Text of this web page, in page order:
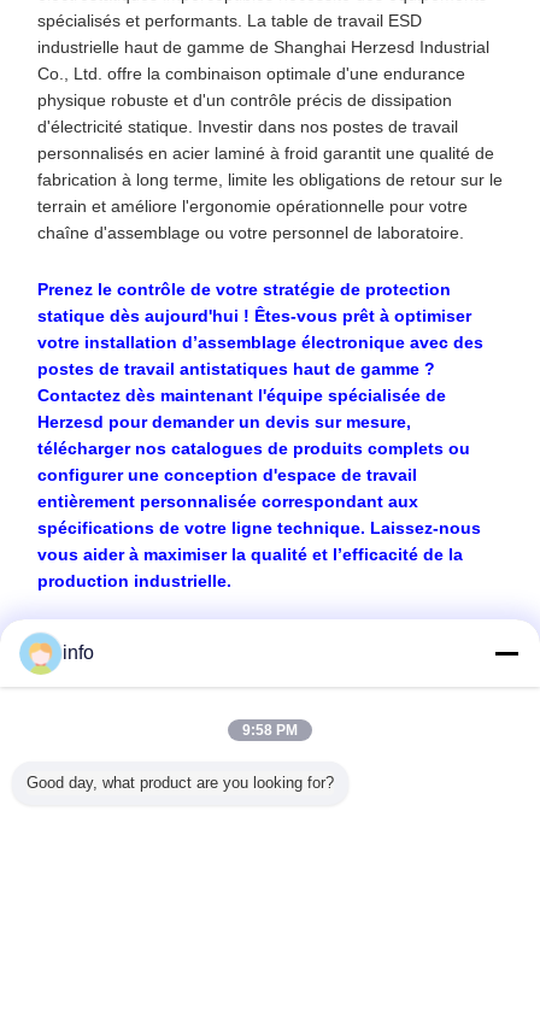
spécialisés et performants. La table de travail ESD
industrielle haut de gamme de Shanghai Herzesd Industrial
Co., Ltd. offre la combinaison optimale d'une endurance
physique robuste et d'un contrôle précis de dissipation
d'électricité statique. Investir dans nos postes de travail
personnalisés en acier laminé à froid garantit une qualité de
fabrication à long terme, limite les obligations de retour sur le
terrain et améliore l'ergonomie opérationnelle pour votre
chaîne d'assemblage ou votre personnel de laboratoire.
Prenez le contrôle de votre stratégie de protection
statique dès aujourd'hui ! Êtes-vous prêt à optimiser
votre installation d’assemblage électronique avec des
postes de travail antistatiques haut de gamme ?
Contactez dès maintenant l'équipe spécialisée de
Herzesd pour demander un devis sur mesure,
télécharger nos catalogues de produits complets ou
configurer une conception d'espace de travail
entièrement personnalisée correspondant aux
spécifications de votre ligne technique. Laissez-nous
vous aider à maximiser la qualité et l’efficacité de la
production industrielle.
Recommended Products
info
9:58 PM
Good day, what product are you looking for?